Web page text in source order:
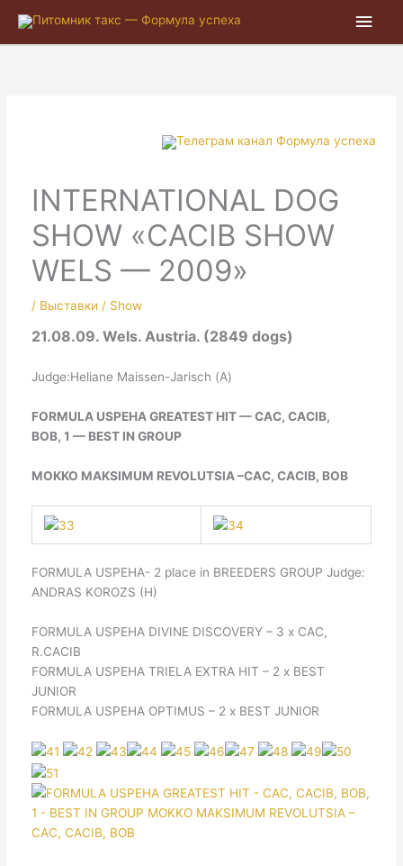
INTERNATIONAL DOG
SHOW «CACIB SHOW
WELS — 2009»
/ Выставки / Show
21.08.09. Wels. Austria. (2849 dogs)
Judge:Heliane Maissen-Jarisch (А)
FORMULA USPEHA GREATEST HIT — CAC, CACIB,
BOB, 1 — BEST IN GROUP
MOKKO MAKSIMUM REVOLUTSIA –CAC, CACIB, BOB
FORMULA USPEHA- 2 place in BREEDERS GROUP Judge:
ANDRAS KOROZS (H)
FORMULA USPEHA DIVINE DISCOVERY – 3 х CAC,
R.CACIB
FORMULA USPEHA TRIELA EXTRA HIT – 2 х BEST
JUNIOR
FORMULA USPEHA OPTIMUS – 2 х BEST JUNIOR